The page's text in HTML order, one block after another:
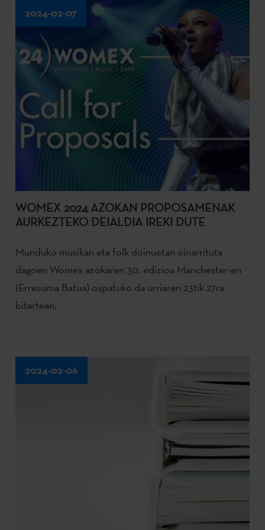
2024-02-07
WOMEX 2024 AZOKAN PROPOSAMENAK
AURKEZTEKO DEIALDIA IREKI DUTE
Munduko musikan eta folk doinuetan oinarrituta
dagoen Womex azokaren 30. edizioa Manchester-en
(Erresuma Batua) ospatuko da urriaren 23tik 27ra
bitartean.
2024-02-06